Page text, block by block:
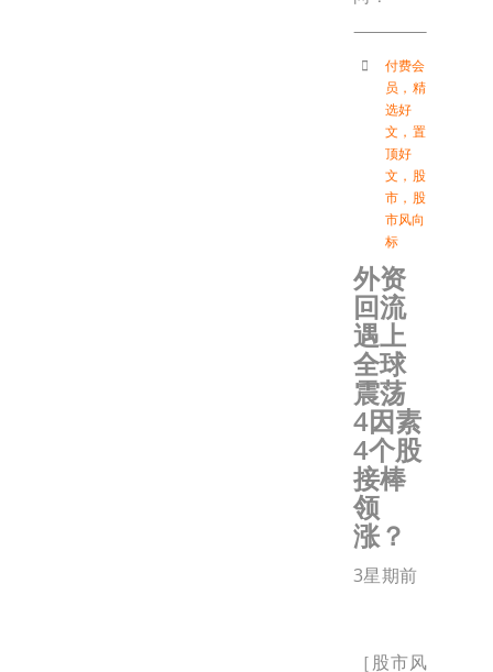
付费会
员 ， 精
选好
文 ， 置
顶好
文 ， 股
市 ， 股
市风向
标
外资
回流
遇上
全球
震荡
4因素
4个股
接棒
领
涨？
3星期前
［股市风